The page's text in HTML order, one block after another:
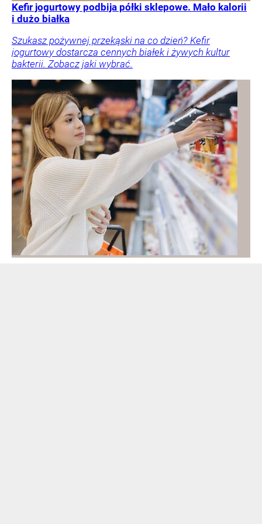
Kefir jogurtowy podbija półki sklepowe. Mało kalorii
i dużo białka
Szukasz pożywnej przekąski na co dzień? Kefir
jogurtowy dostarcza cennych białek i żywych kultur
bakterii. Zobacz jaki wybrać.